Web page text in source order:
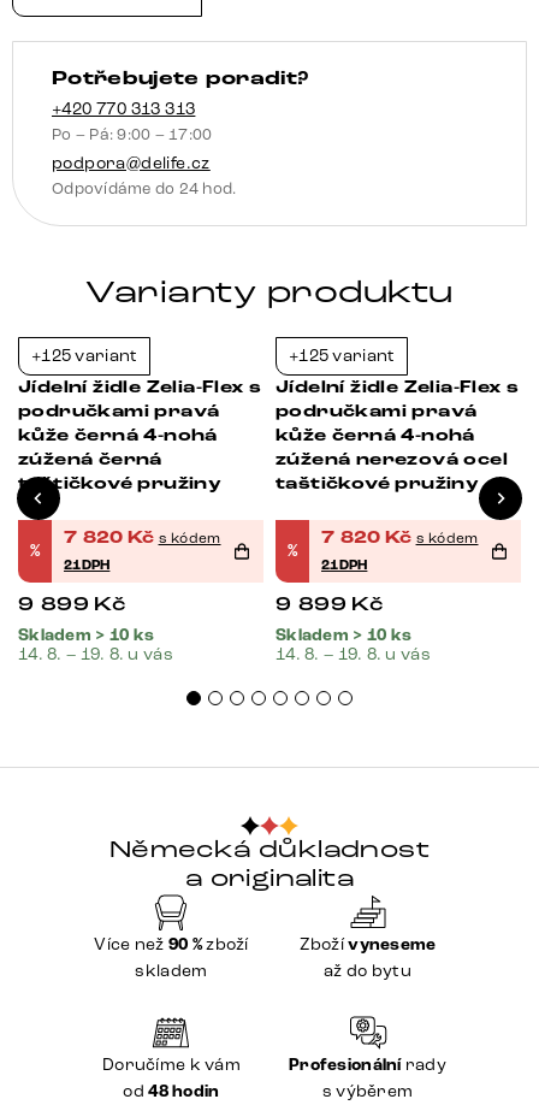
podnož
široká
nerezová
ocel
360°
otočný
houpací
funkce
pružiny
Potřebujete poradit?
+420 770 313 313
Po – Pá: 9:00 – 17:00
podpora@delife.cz
Odpovídáme do 24 hod.
Varianty produktu
+125 variant
Jídelní židle Zelia-Flex s
područkami pravá
kůže černá 4-nohá
zúžená černá
taštičkové pružiny
%
7 820 Kč s kódem
21DPH
9 899 Kč
Skladem > 10 ks
14. 8. – 19. 8. u vás
+125 variant
Jídelní židle Zelia-Flex s
područkami pravá
kůže černá 4-nohá
zúžená nerezová ocel
taštičkové pružiny
%
7 820 Kč s kódem
21DPH
9 899 Kč
Skladem > 10 ks
14. 8. – 19. 8. u vás
Německá důkladnost
a originalita
Více než 90 %zboží
skladem
Zbožívyneseme
až do bytu
Doručíme k vám
od48 hodin
Profesionálnírady
s výběrem